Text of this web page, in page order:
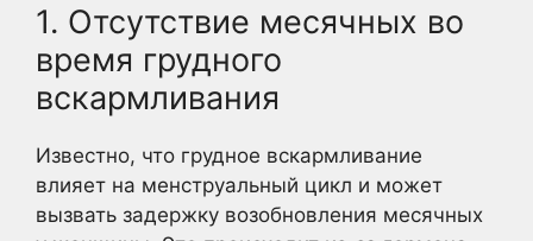
1. Отсутствие месячных во
время грудного
вскармливания
Известно, что грудное вскармливание
влияет на менструальный цикл и может
вызвать задержку возобновления месячных